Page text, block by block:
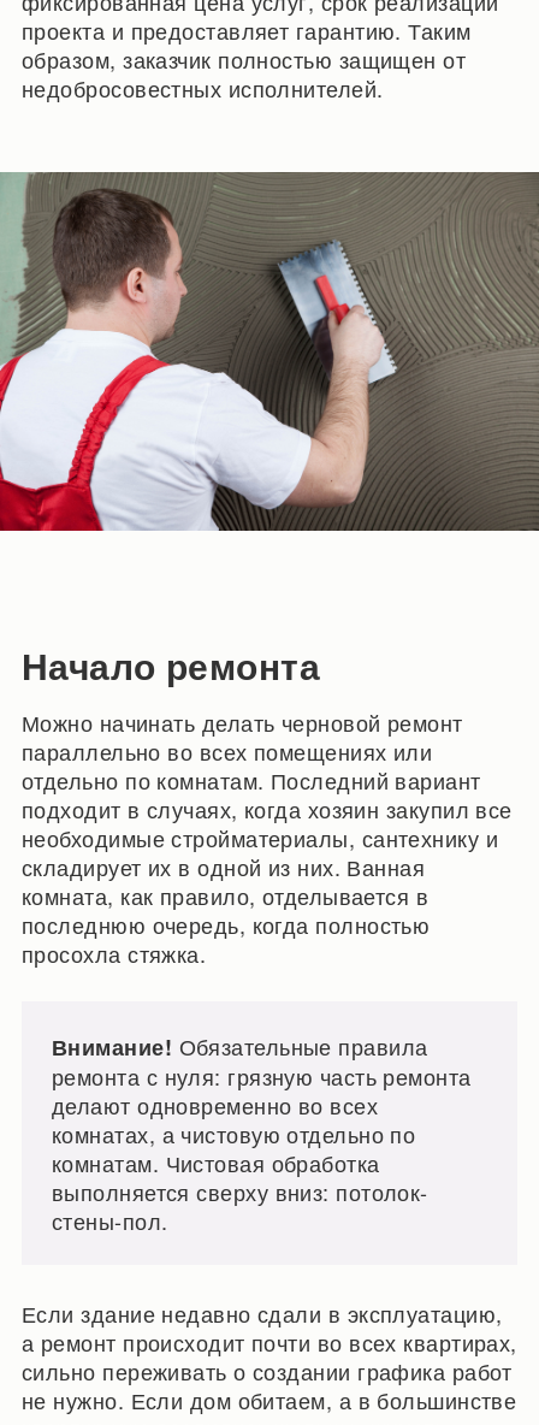
проекта и предоставляет гарантию. Таким
образом, заказчик полностью защищен от
недобросовестных исполнителей.
Начало ремонта
Можно начинать делать черновой ремонт
параллельно во всех помещениях или
отдельно по комнатам. Последний вариант
подходит в случаях, когда хозяин закупил все
необходимые стройматериалы, сантехнику и
складирует их в одной из них. Ванная
комната, как правило, отделывается в
последнюю очередь, когда полностью
просохла стяжка.
Внимание! Обязательные правила
ремонта с нуля: грязную часть ремонта
делают одновременно во всех
комнатах, а чистовую отдельно по
комнатам. Чистовая обработка
выполняется сверху вниз: потолок-
стены-пол.
Если здание недавно сдали в эксплуатацию,
а ремонт происходит почти во всех квартирах,
сильно переживать о создании графика работ
не нужно. Если дом обитаем, а в большинстве